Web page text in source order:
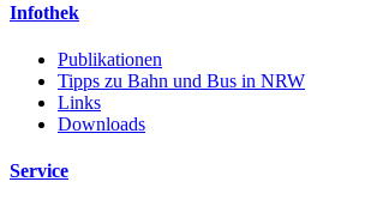
Infothek
Publikationen
Tipps zu Bahn und Bus in NRW
Links
Downloads
Service